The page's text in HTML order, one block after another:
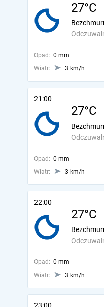
27°C
Opad: 0 mm
Wiatr:
3 km/h
21:00
27°C
Opad: 0 mm
Wiatr:
3 km/h
22:00
27°C
Opad: 0 mm
Wiatr:
3 km/h